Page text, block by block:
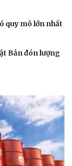
Giải trí
Nghệ sĩ
Thời trang
Sao Việt
quy mô lớn nhất
Bản đón lượng